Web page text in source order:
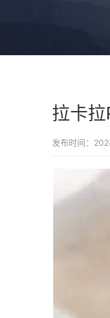
拉卡
发布时间：